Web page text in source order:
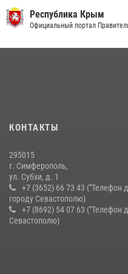
Росгвардейцы Крыма и
10 июля 2026, 15:10
Республика Крым
Официальный портал
КОНТАКТЫ
295015
г. Симферополь,
ул. Субхи, д. 1
+7 (3652) 66 73 43 ("Телефон
городу Севастополю)
+7 (8692) 54 07 63 ("Телефон
Севастополю)